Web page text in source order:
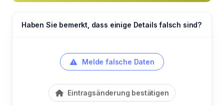
Haben Sie bemerkt, dass einige Details falsch sind?
Melde falsche Daten
Eintragsänderung bestätigen